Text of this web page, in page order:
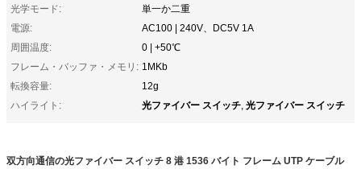
光学モード:
単一か二重
電源:
AC100 | 240V、DC5V 1A
周囲温度:
0 | +50℃
フレーム・バッファ・メモリ: 1MKb
転換容量:
12g
ハイライト:
光ファイバー スイッチ, 光ファイバー スイッチ
双方向通信の光ファイバー スイッチ 8 港 1536 バイト フレーム UTP ケーブル